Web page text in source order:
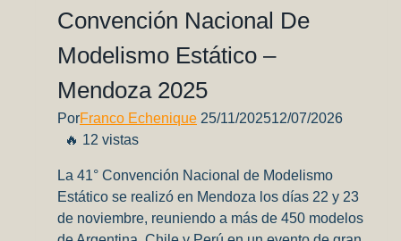
Convención Nacional De
Modelismo Estático –
Mendoza 2025
PorFranco Echenique 25/11/202512/07/2026
🔥 12 vistas
La 41° Convención Nacional de Modelismo
Estático se realizó en Mendoza los días 22 y 23
de noviembre, reuniendo a más de 450 modelos